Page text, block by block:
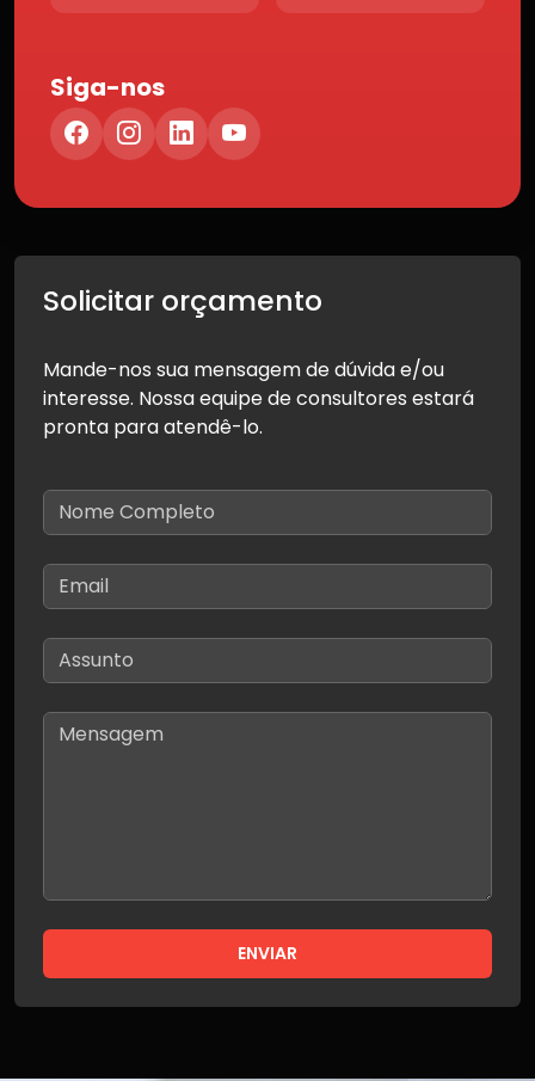
Siga-nos
Solicitar orçamento
Mande-nos sua mensagem de dúvida e/ou
interesse. Nossa equipe de consultores estará
pronta para atendê-lo.
ENVIAR